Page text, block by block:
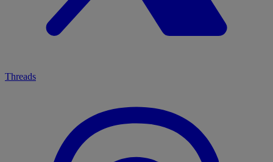
Threads